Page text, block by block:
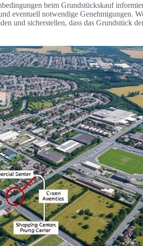
beim Grundstückskauf
eventuell notwendige Genehmigungen.
und sicherstellen, dass das Grundstück